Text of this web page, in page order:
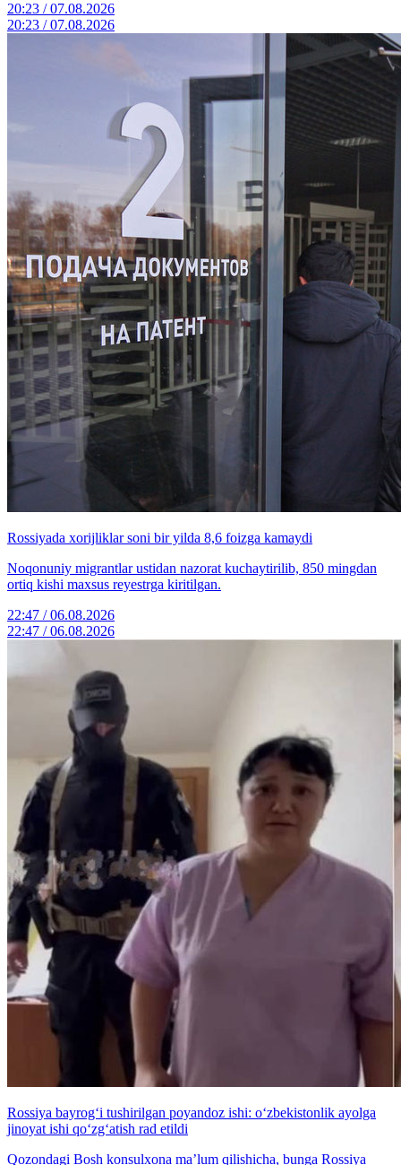
20:23 / 07.08.2026
20:23 / 07.08.2026
Rossiyada xorijliklar soni bir yilda 8,6 foizga kamaydi
Noqonuniy migrantlar ustidan nazorat kuchaytirilib, 850 mingdan
ortiq kishi maxsus reyestrga kiritilgan.
22:47 / 06.08.2026
22:47 / 06.08.2026
Rossiya bayrog‘i tushirilgan poyandoz ishi: o‘zbekistonlik ayolga
jinoyat ishi qo‘zg‘atish rad etildi
Qozondagi Bosh konsulxona ma’lum qilishicha, bunga Rossiya